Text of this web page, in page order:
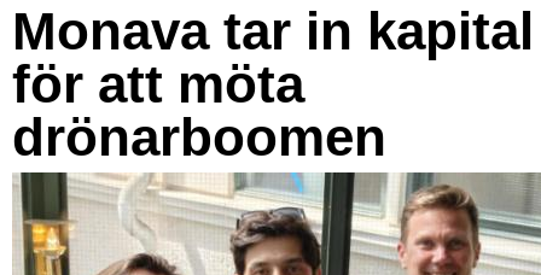
Monava tar in kapital
för att möta
drönarboomen